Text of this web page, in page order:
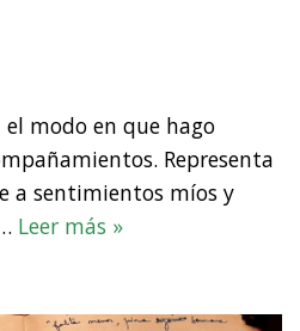
modo en que hago
Representa
a sentimientos míos y
Leer más »